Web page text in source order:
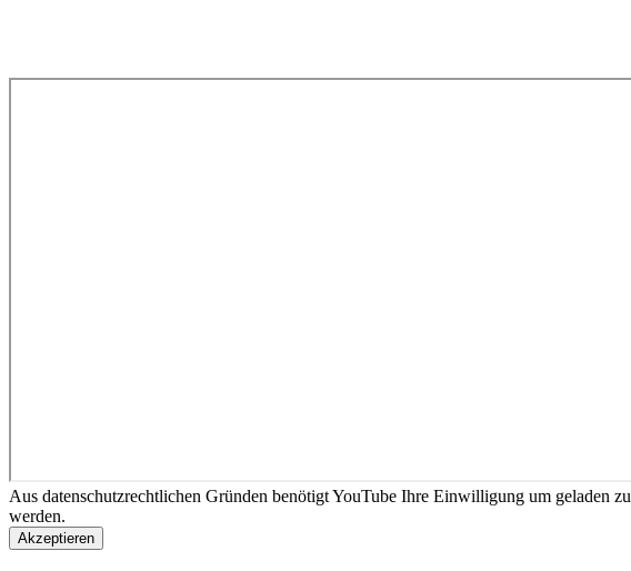
Aus datenschutzrechtlichen Gründen benötigt YouTube Ihre Einwilligung um geladen zu
werden.
Akzeptieren